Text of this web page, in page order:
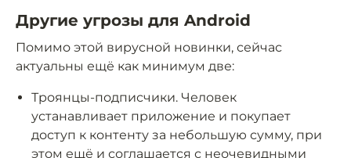
Другие угрозы для Android
Помимо этой вирусной новинки, сейчас
актуальны ещё как минимум две:
Троянцы-подписчики. Человек
устанавливает приложение и покупает
доступ к контенту за небольшую сумму, при
этом ещё и соглашается с неочевидными